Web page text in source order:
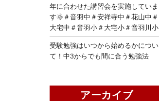
年に合わせた講習会を実施していま
す🌞＃音羽中＃安祥寺中＃花山中＃
大宅中＃音羽小＃大宅小＃音羽川小
受験勉強はいつから始めるかについ
て！中3からでも間に合う勉強法
アーカイブ